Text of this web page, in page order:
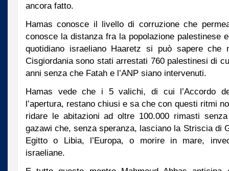
ancora fatto.
Hamas conosce il livello di corruzione che
conosce la distanza fra la popolazione palestinese
quotidiano israeliano Haaretz si può sapere
Cisgiordania sono stati arrestati 760 palestinesi di
anni senza che Fatah e l’ANP siano intervenuti.
Hamas vede che i 5 valichi, di cui l’Accordo
l’apertura, restano chiusi e sa che con questi ritmi
ridare le abitazioni ad oltre 100.000 rimasti
gazawi che, senza speranza, lasciano la Striscia di
Egitto o Libia, l’Europa, o morire in mare,
israeliane.